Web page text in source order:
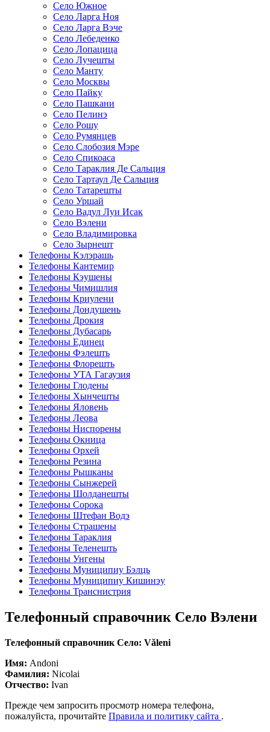
Село Южное
Село Ларга Ноя
Село Ларга Вэче
Село Лебеденко
Село Лопацица
Село Лучешты
Село Манту
Село Москвы
Село Пайку
Село Пашкани
Село Пелинэ
Село Рошу
Село Румянцев
Село Слобозия Мэре
Село Спикоаса
Село Тараклия Де Сальция
Село Тартаул Де Сальция
Село Татарешты
Село Уршай
Село Вадул Луи Исак
Село Вэлени
Село Владимировка
Село Зырнешт
Телефоны Кэлэрашь
Телефоны Кантемир
Телефоны Кэушены
Телефоны Чимишлия
Телефоны Криулени
Телефоны Дондушень
Телефоны Дрокия
Телефоны Дубасарь
Телефоны Единец
Телефоны Фэлешть
Телефоны Флорешть
Телефоны УТА Гагаузия
Телефоны Глодены
Телефоны Хынчешты
Телефоны Яловень
Телефоны Леова
Телефоны Ниспорены
Телефоны Окница
Телефоны Орхей
Телефоны Резина
Телефоны Рышканы
Телефоны Сынжерей
Телефоны Шолданешты
Телефоны Сорока
Телефоны Штефан Водэ
Телефоны Страшены
Телефоны Тараклия
Телефоны Теленешть
Телефоны Унгены
Телефоны Муниципиу Бэлць
Телефоны Муниципиу Кишинэу
Телефоны Транснистрия
Телефонный справочник Село Вэлени
Телефонный справочник Село: Văleni
Имя: Andoni
Фамилия: Nicolai
Отчество: Ivan
Прежде чем запросить просмотр номера телефона,
пожалуйста, прочитайте Правила и политику сайта .